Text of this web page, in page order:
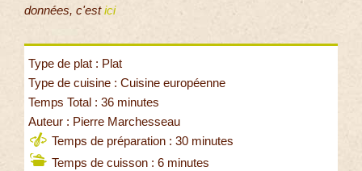
données, c'estici
Type de plat : Plat
Type de cuisine : Cuisine européenne
Temps Total : 36 minutes
Auteur : Pierre Marchesseau
Temps de préparation : 30 minutes
Temps de cuisson : 6 minutes